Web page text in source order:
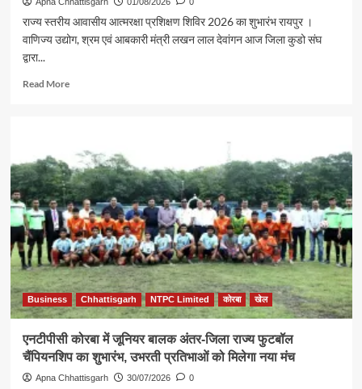
राज्य स्तरीय आवासीय आत्मरक्षा प्रशिक्षण शिविर 2026 का शुभारंभ रायपुर ।
वाणिज्य उद्योग, श्रम एवं आबकारी मंत्री लखन लाल देवांगन आज जिला कुडो संघ
द्वारा...
Read MoreRead
बेटियों
में
आत्मविश्वास,
अनुशासन
और
नेतृत्व
क्षमता
का
होता
है
मंत्री
लखन
Business Chhattisgarh NTPC Limited कोरबा खेल
एनटीपीसी कोरबा में जूनियर बालक अंतर-जिला राज्य फुटबॉल
चैंपियनशिप का शुभारंभ, उभरती प्रतिभाओं को मिलेगा नया मंच
Apna Chhattisgarh 30/07/2026 0